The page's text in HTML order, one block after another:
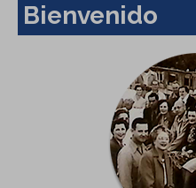
Bienvenido